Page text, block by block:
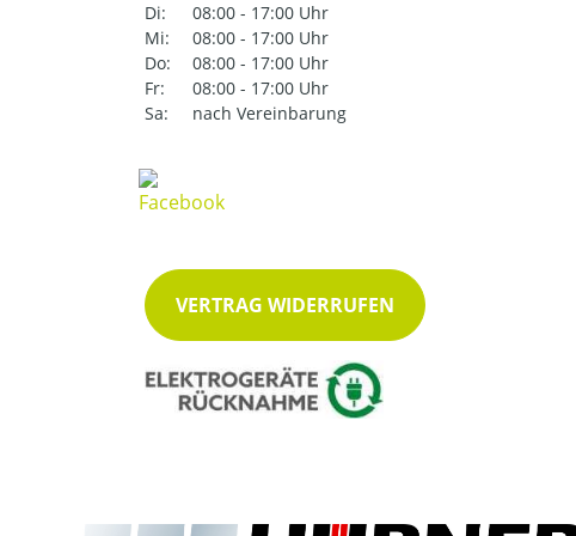
Di:
08:00 - 17:00 Uhr
Mi:
08:00 - 17:00 Uhr
Do:
08:00 - 17:00 Uhr
Fr:
08:00 - 17:00 Uhr
Sa:
nach Vereinbarung
VERTRAG WIDERRUFEN